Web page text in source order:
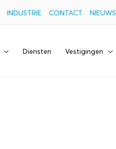
INDUSTRIE CONTACT NIEUWS
Diensten Vestigingen